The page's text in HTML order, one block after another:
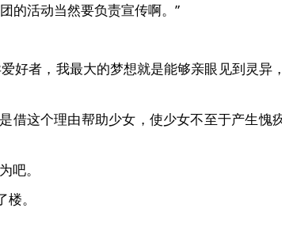
的活动当然要负责宣传啊。”
好者，我最大的梦想就是能够亲眼见到灵异
借这个理由帮助少女，使少女不至于产生愧
吧。
。